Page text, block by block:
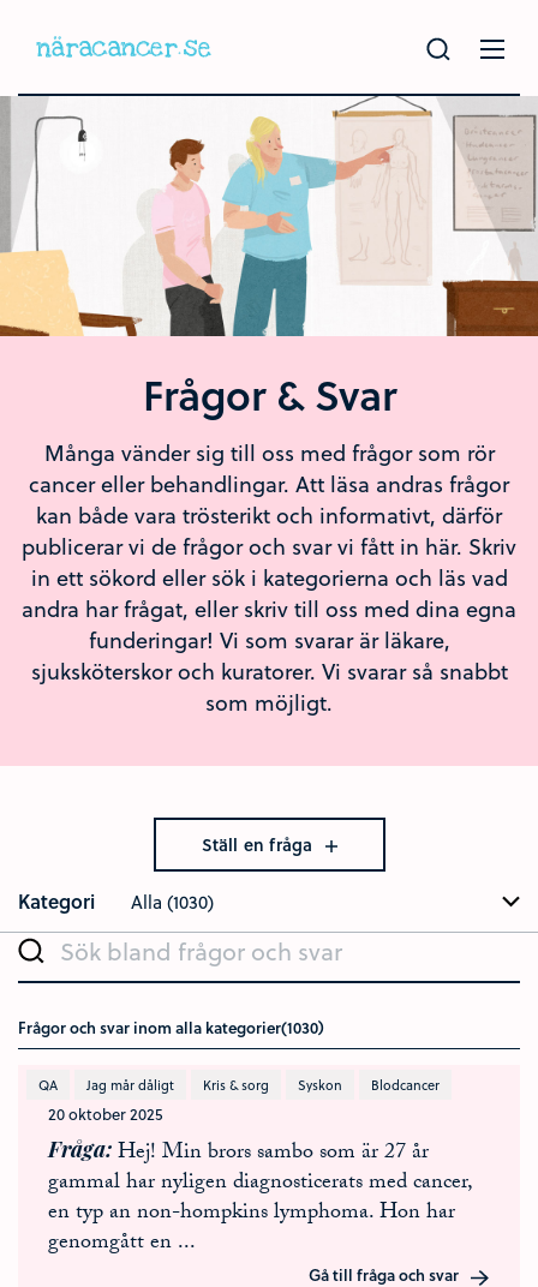
Frågor & Svar
Många vänder sig till oss med frågor som rör
cancer eller behandlingar. Att läsa andras frågor
kan både vara trösterikt och informativt, därför
publicerar vi de frågor och svar vi fått in här. Skriv
in ett sökord eller sök i kategorierna och läs vad
andra har frågat, eller skriv till oss med dina egna
funderingar! Vi som svarar är läkare,
sjuksköterskor och kuratorer. Vi svarar så snabbt
som möjligt.
Ställ en fråga
Kategori
Alla (1030)
Sök bland frågor och svar
Frågor och svar inom alla kategorier(1030)
QA Jag mår dåligt Kris & sorg Syskon Blodcancer
20 oktober 2025
Fråga Hej! Min brors sambo som är 27 år
gammal har nyligen diagnosticerats med cancer,
en typ an non-hompkins lymphoma. Hon har
genomgått en...
Gå till fråga och svar